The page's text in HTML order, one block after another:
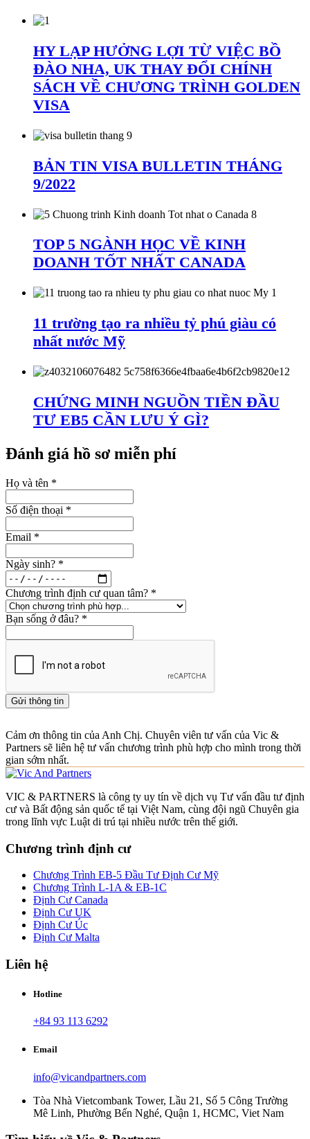
HY LẠP HƯỞNG LỢI TỪ VIỆC BỒ
ĐÀO NHA, UK THAY ĐỔI CHÍNH
SÁCH VỀ CHƯƠNG TRÌNH GOLDEN
VISA
BẢN TIN VISA BULLETIN THÁNG
9/2022
TOP 5 NGÀNH HỌC VỀ KINH
DOANH TỐT NHẤT CANADA
11 trường tạo ra nhiều tỷ phú giàu có
nhất nước Mỹ
CHỨNG MINH NGUỒN TIỀN ĐẦU
TƯ EB5 CẦN LƯU Ý GÌ?
Đánh giá hồ sơ miễn phí
Họ và tên *
Số điện thoại *
Email *
Ngày sinh? *
Chương trình định cư quan tâm? *
Bạn sống ở đâu? *
Gửi thông tin
Cảm ơn thông tin của Anh Chị. Chuyên viên tư vấn của Vic &
Partners sẽ liên hệ tư vấn chương trình phù hợp cho mình trong thời
gian sớm nhất.
VIC & PARTNERS là công ty uy tín về dịch vụ Tư vấn đầu tư định
cư và Bất động sản quốc tế tại Việt Nam, cùng đội ngũ Chuyên gia
trong lĩnh vực Luật di trú tại nhiều nước trên thế giới.
Chương trình định cư
Chương Trình EB-5 Đầu Tư Định Cư Mỹ
Chương Trình L-1A & EB-1C
Định Cư Canada
Định Cư UK
Định Cư Úc
Định Cư Malta
Liên hệ
Hotline
+84 93 113 6292
Email
info@vicandpartners.com
Tòa Nhà Vietcombank Tower, Lầu 21, Số 5 Công Trường
Mê Linh, Phường Bến Nghé, Quận 1, HCMC, Viet Nam